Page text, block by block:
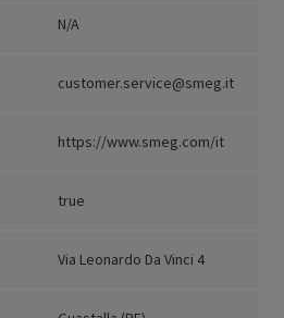
N/A
customer.service@smeg.it
https://www.smeg.com/it
true
Via Leonardo Da Vinci 4